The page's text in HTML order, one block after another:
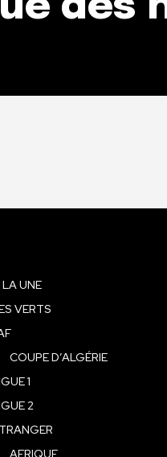
UNE
VERTS
COUPE D’ALGÉRIE
1
2
AFRIQUE